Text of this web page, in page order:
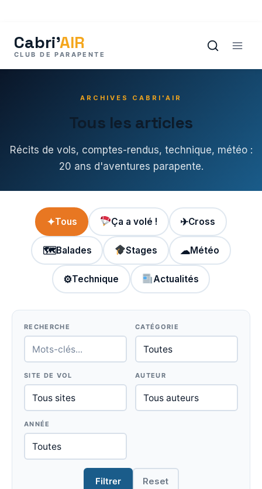
contenu
ARCHIVES CABRI'AIR
Tous les articles
Récits de vols, comptes-rendus, technique, météo :
20 ans d'aventures parapente.
✦Tous Ça a volé ! ✈Cross
🗺Balades Stages ☁Météo
⚙Technique Actualités
RECHERCHE CATÉGORIE
SITE DE VOL AUTEUR
ANNÉE
Filtrer Reset